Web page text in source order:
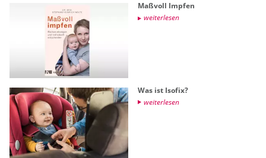
Ma­ß­voll Imp­fen
wei­ter­le­sen
Was ist Iso­fix?
wei­ter­le­sen